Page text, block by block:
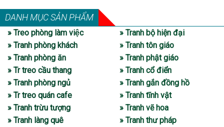
DANH MỤC SẢN PHẨM
» Treo phòng làm việc
» Tranh phòng khách
» Tranh phòng ăn
» Tr treo cầu thang
» Tranh phòng ngủ
» Tr treo quán cafe
» Tranh trừu tượng
» Tranh làng quê
» Tranh bộ hiện đại
» Tranh tôn giáo
» Tranh phật giáo
» Tranh cổ điển
» Tranh gắn đồng hồ
» Tranh tĩnh vật
» Tranh vẽ hoa
» Tranh thư pháp